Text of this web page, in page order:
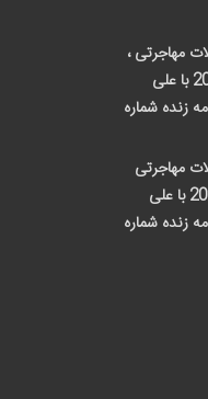
مهاجرتی ،
12 اپریل 2024 با علی
زنده شماره
مهاجرتی
،15 مارچ 2024 با علی
زنده شماره